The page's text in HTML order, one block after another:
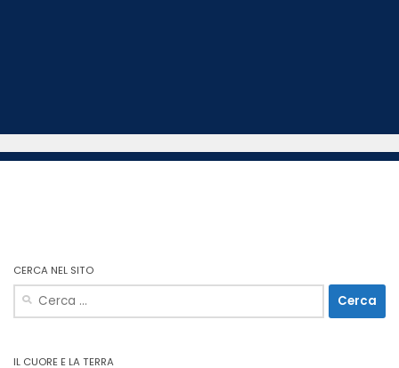
CERCA NEL SITO
Ricerca
per:
IL CUORE E LA TERRA